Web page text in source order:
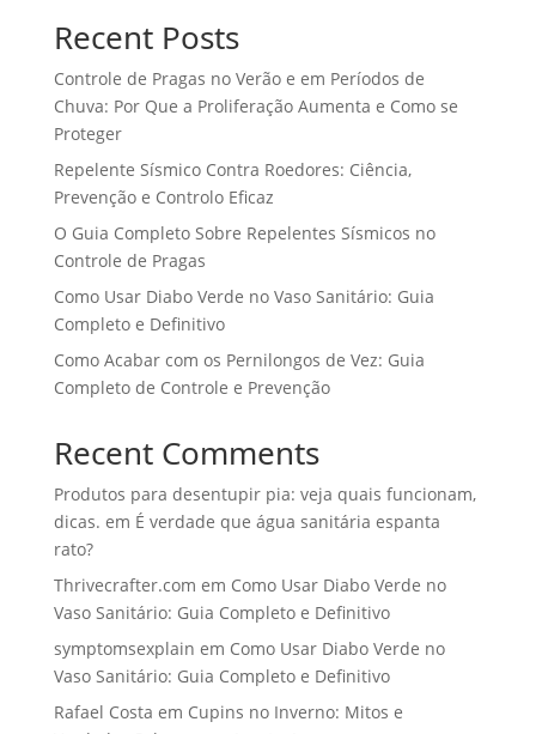
Recent Posts
Controle de Pragas no Verão e em Períodos de
Chuva: Por Que a Proliferação Aumenta e Como se
Proteger
Repelente Sísmico Contra Roedores: Ciência,
Prevenção e Controlo Eficaz
O Guia Completo Sobre Repelentes Sísmicos no
Controle de Pragas
Como Usar Diabo Verde no Vaso Sanitário: Guia
Completo e Definitivo
Como Acabar com os Pernilongos de Vez: Guia
Completo de Controle e Prevenção
Recent Comments
Produtos para desentupir pia: veja quais funcionam,
dicas. em É verdade que água sanitária espanta
rato?
Thrivecrafter.com em Como Usar Diabo Verde no
Vaso Sanitário: Guia Completo e Definitivo
symptomsexplain em Como Usar Diabo Verde no
Vaso Sanitário: Guia Completo e Definitivo
Rafael Costa em Cupins no Inverno: Mitos e